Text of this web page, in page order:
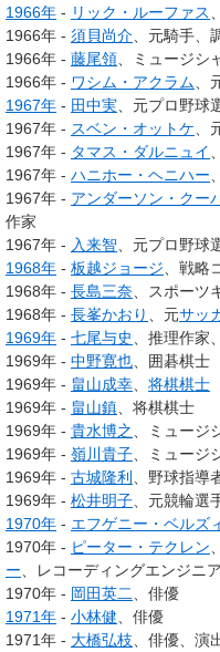
1966年 - リック・ルーファス
1966年 - 須貝尚介 、元騎手、
1966年 - 藤尾領 、ミュージシ
1966年 - ワシム・アクラム
1967年 - 田中実 、元プロ野球
1967年 - スベン・オットケ 、
1967年 - タマス・ダルニュイ
1967年 - ハニホー・ヘニハー
1967年 - アンダーソン・クー
作家
1967年 - 入来智 、元プロ野球
1968年 - 板越ジョージ 、戦
1968年 - 長島三奈 、スポーツ
1968年 - 長峯かおり 、元サッ
1969年 - 七尾与史
、推理作家
1969年 - 中野寛也 、囲碁棋士
1969年 - 畠山成幸
将棋棋士
1969年 - 畠山鎮 、将棋棋士
1969年 - 貴水博之 、ミュージ
1969年 - 嶺川貴子 、ミュージ
1969年 - 古城隆利
、野球指導
1969年 - 松井明子 、元競輪選
1970年 - エフゲニー・ベルズ
1970年 - ピーター・テクレン
ー 、レコーディングエンジニア
1970年 - 岡田英二
、俳優
1971年 - 小林健 、俳優
1971年 - 大橋弘枝 、俳優、演